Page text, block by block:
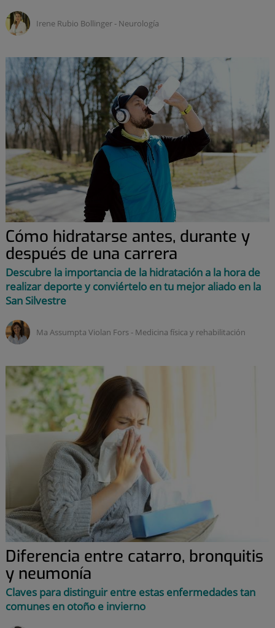
Irene Rubio Bollinger ‑ neurología
Cómo hidratarse antes, durante y
después de una carrera
Descubre la importancia de la hidratación a la hora de
realizar deporte y conviértelo en tu mejor aliado en la
San Silvestre
Ma Assumpta Violan Fors ‑ Medicina física y rehabilitación
Diferencia entre catarro, bronquitis
y neumonía
Claves para distinguir entre estas enfermedades tan
comunes en otoño e invierno